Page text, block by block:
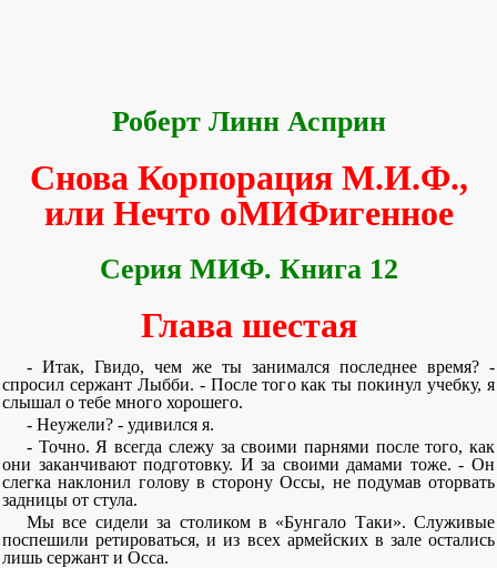
Роберт Линн Асприн
Снова Корпорация М.И.Ф.,
или Нечто оМИФигенное
Серия МИФ. Книга 12
Глава шестая
- Итак, Гвидо, чем же ты занимался последнее время? -
спросил сержант Лыбби. - После того как ты покинул учебку, я
слышал о тебе много хорошего.
- Неужели? - удивился я.
- Точно. Я всегда слежу за своими парнями после того, как
они заканчивают подготовку. И за своими дамами тоже. - Он
слегка наклонил голову в сторону Оссы, не подумав оторвать
задницы от стула.
Мы все сидели за столиком в «Бунгало Таки». Служивые
поспешили ретироваться, и из всех армейских в зале остались
лишь сержант и Осса.